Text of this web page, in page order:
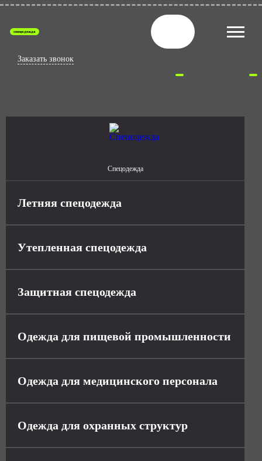
спецодежда
Заказать звонок
Спецодежда
Летняя спецодежда
Утепленная спецодежда
Защитная спецодежда
Одежда для пищевой промышленности
Одежда для медицинского персонала
Одежда для охранных структур